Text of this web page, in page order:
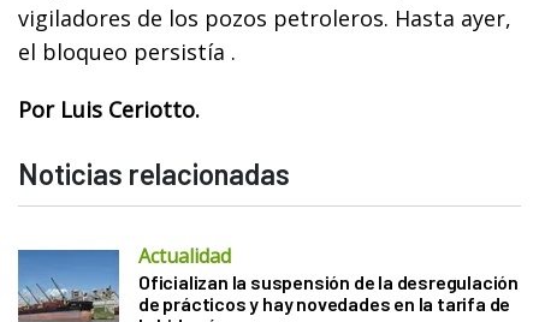
vigiladores de los pozos petroleros. Hasta ayer,
el bloqueo persistía .
Por Luis Ceriotto.
Noticias relacionadas
Actualidad
Oficializan la suspensión de la desregulación
de prácticos y hay novedades en la tarifa de